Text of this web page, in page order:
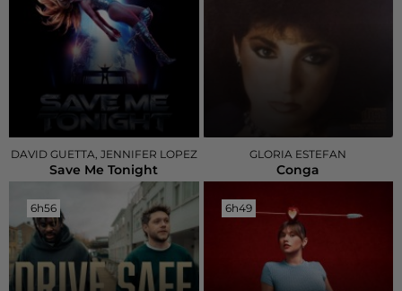
DAVID GUETTA, JENNIFER LOPEZ
Save Me Tonight
GLORIA ESTEFAN
Conga
6h56
6h56 6h49
6h49